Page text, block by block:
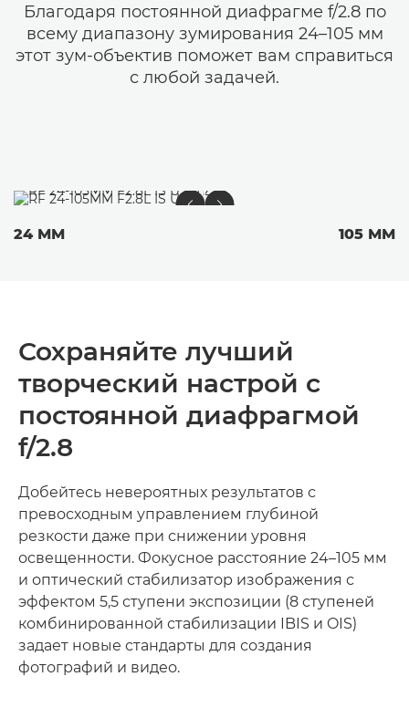
Благодаря постоянной диафрагме f/2.8 по
всему диапазону зумирования 24–105 мм
этот зум-объектив поможет вам справиться
с любой задачей.
24 ММ 105 ММ
Сохраняйте лучший
творческий настрой с
постоянной диафрагмой
f/2.8
Добейтесь невероятных результатов с
превосходным управлением глубиной
резкости даже при снижении уровня
освещенности. Фокусное расстояние 24–105 мм
и оптический стабилизатор изображения с
эффектом 5,5 ступени экспозиции (8 ступеней
комбинированной стабилизации IBIS и OIS)
задает новые стандарты для создания
фотографий и видео.